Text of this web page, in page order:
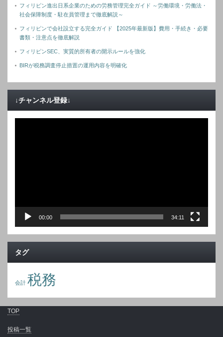
フィリピン進出日系企業のための労務管理完全ガイド ～労働環境・労働法・
社会保障制度・駐在員管理まで徹底解説～
フィリピンで会社設立する完全ガイド 【2025年最新版】費用・手続き・必要
書類・注意点を徹底解説
フィリピンSEC、実質的所有者の開示ルールを強化
BIRが税務調査停止措置の運用内容を明確化
↓チャンネル登録↓
00:00 34:11
タグ
会計 税務
TOP
投稿一覧